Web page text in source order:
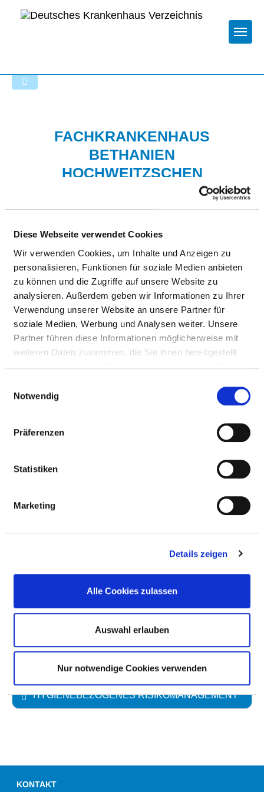
Diese Webseite verwendet Cookies
Wir verwenden Cookies, um Inhalte und Anzeigen zu
personalisieren, Funktionen für soziale Medien anbieten
zu können und die Zugriffe auf unsere Website zu
analysieren. Außerdem geben wir Informationen zu Ihrer
Verwendung unserer Website an unsere Partner für
soziale Medien, Werbung und Analysen weiter. Unsere
Partner führen diese Informationen möglicherweise mit
weiteren Daten zusammen, die Sie ihnen bereitgestellt
Notwendig
Präferenzen
Statistiken
Marketing
Details zeigen
Alle Cookies zulassen
Auswahl erlauben
Nur notwendige Cookies verwenden
FACHKRANKENHAUS
BETHANIEN
HOCHWEITZSCHEN
HYGIENE
HYGIENEBEAUFTRAGTE/R
Ein/e Hygienebeauftragte/r wurde nicht
ANTIBIOTIKATHERAPIE UND
UMGANG MIT WUNDEN
HYGIENEBEZOGENES RISIKOMANAGEMENT
KONTAKT